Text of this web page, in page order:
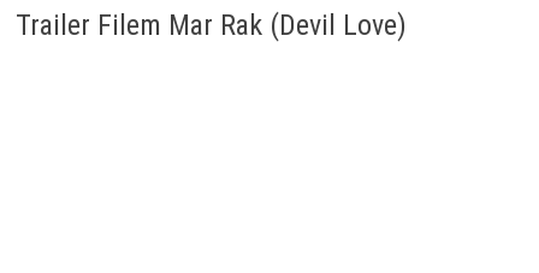
Trailer Filem Mar Rak (Devil Love)